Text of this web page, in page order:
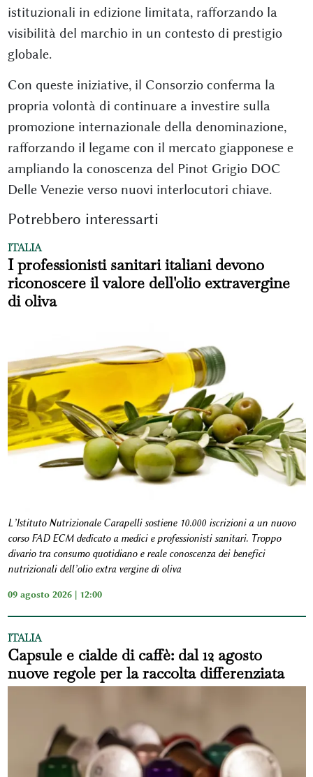
istituzionali in edizione limitata, rafforzando la
visibilità del marchio in un contesto di prestigio
globale.
Con queste iniziative, il Consorzio conferma la
propria volontà di continuare a investire sulla
promozione internazionale della denominazione,
rafforzando il legame con il mercato giapponese e
ampliando la conoscenza del Pinot Grigio DOC
Delle Venezie verso nuovi interlocutori chiave.
Potrebbero interessarti
ITALIA
I professionisti sanitari italiani devono
riconoscere il valore dell'olio extravergine
di oliva
L’Istituto Nutrizionale Carapelli sostiene 10.000 iscrizioni a un nuovo
corso FAD ECM dedicato a medici e professionisti sanitari. Troppo
divario tra consumo quotidiano e reale conoscenza dei benefici
nutrizionali dell’olio extra vergine di oliva
09 agosto 2026 | 12:00
ITALIA
Capsule e cialde di caffè: dal 12 agosto
nuove regole per la raccolta differenziata